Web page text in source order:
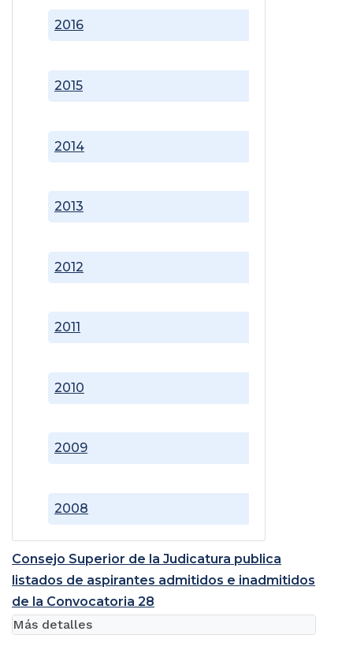
2008
2009
2010
2011
2012
2013
2014
2015
2016
Consejo Superior de la Judicatura publica
listados de aspirantes admitidos e inadmitidos
de la Convocatoria 28
Más detalles